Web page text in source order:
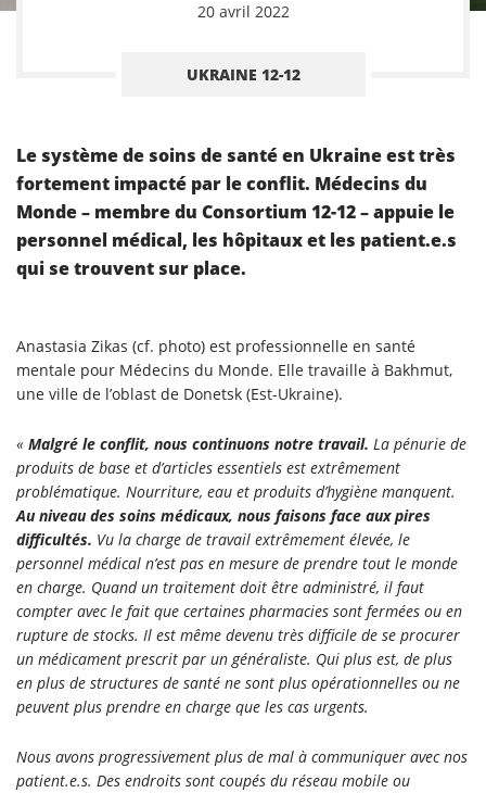
20 avril 2022
UKRAINE 12-12
Le système de soins de santé en Ukraine est très
fortement impacté par le conflit. Médecins du
Monde – membre du Consortium 12-12 – appuie le
personnel médical, les hôpitaux et les patient.e.s
qui se trouvent sur place.
Anastasia Zikas (cf. photo) est professionnelle en santé
mentale pour Médecins du Monde. Elle travaille à Bakhmut,
une ville de l’oblast de Donetsk (Est-Ukraine).
« Malgré le conflit, nous continuons notre travail. La pénurie de
produits de base et d’articles essentiels est extrêmement
problématique. Nourriture, eau et produits d’hygiène manquent.
Au niveau des soins médicaux, nous faisons face aux pires
difficultés. Vu la charge de travail extrêmement élevée, le
personnel médical n’est pas en mesure de prendre tout le monde
en charge. Quand un traitement doit être administré, il faut
compter avec le fait que certaines pharmacies sont fermées ou en
rupture de stocks. Il est même devenu très difficile de se procurer
un médicament prescrit par un généraliste. Qui plus est, de plus
en plus de structures de santé ne sont plus opérationnelles ou ne
peuvent plus prendre en charge que les cas urgents.
Nous avons progressivement plus de mal à communiquer avec nos
patient.e.s. Des endroits sont coupés du réseau mobile ou